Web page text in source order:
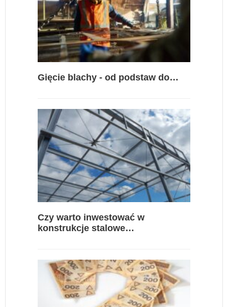
Gięcie blachy - od podstaw do…
Czy warto inwestować w
konstrukcje stalowe…